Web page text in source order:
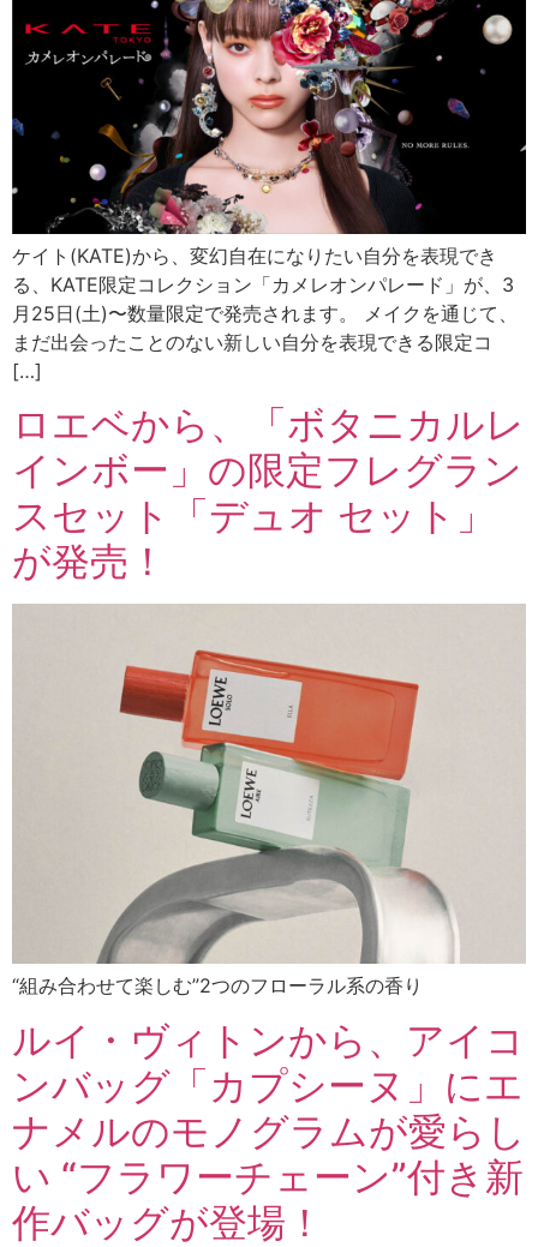
ケイト(KATE)から、変幻自在になりたい自分を表現でき
る、KATE限定コレクション「カメレオンパレード」が、3
月25日(土)〜数量限定で発売されます。 メイクを通じて、
まだ出会ったことのない新しい自分を表現できる限定コ
[…]
ロエベから、「ボタニカルレ
インボー」の限定フレグラン
スセット「デュオ セット」
が発売！
“組み合わせて楽しむ”2つのフローラル系の香り
ルイ・ヴィトンから、アイコ
ンバッグ「カプシーヌ」にエ
ナメルのモノグラムが愛らし
い “フラワーチェーン”付き新
作バッグが登場！